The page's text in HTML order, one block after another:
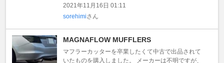
2021年11月16日 01:11
sorehimiさん
MAGNAFLOW MUFFLERS
マフラーカッターを卒業したくて中古で出品されて
いたものを購入しました。 メーカーは不明ですが、